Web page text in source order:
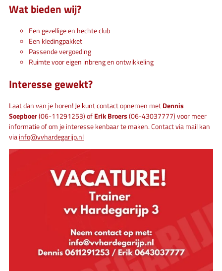
Wat bieden wij?
⁠Een gezellige en hechte club
⁠Een kledingpakket
⁠Passende vergoeding
⁠Ruimte voor eigen inbreng en ontwikkeling
Interesse gewekt?
Laat dan van je horen! Je kunt contact opnemen metDennis
Soepboer(06-11291253) ofErik Broers(06-43037777) voor meer
informatie of om je interesse kenbaar te maken. Contact via mail kan
viainfo@vvhardegarijp.nl